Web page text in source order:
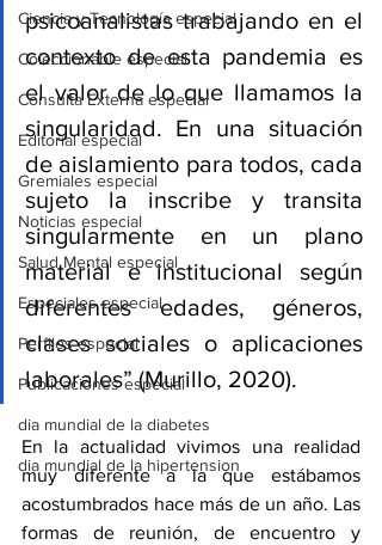
Ciencia y Tecnología especial
Coleccionable especial
Consulta Externa especial
Editorial especial
Gremiales especial
Noticias especial
Salud Mental especial
Especiales especial
Perfiles especial
Publicaciones especial
dia mundial de la diabetes
dia mundial de la hipertension
psicoanalistas trabajando en el
contexto de esta pandemia es
el valor de lo que llamamos la
singularidad. En una situación
de aislamiento para todos, cada
sujeto la inscribe y transita
singularmente en un plano
material e institucional según
diferentes edades, géneros,
clases sociales o aplicaciones
laborales” (Murillo, 2020).
En la actualidad vivimos una realidad
muy diferente a la que estábamos
acostumbrados hace más de un año. Las
formas de reunión, de encuentro y